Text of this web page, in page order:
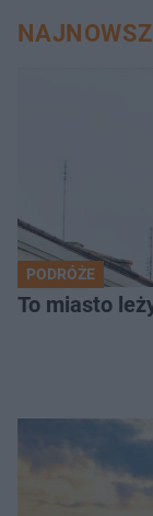
PODRÓŻE
To miasto